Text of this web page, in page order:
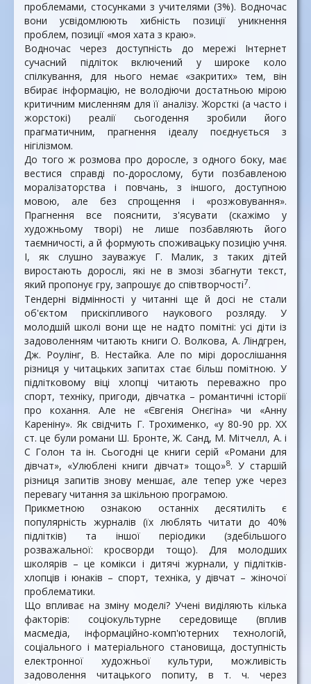
проблемами, стосунками з учителями (3%). Водночас
вони усвідомлюють хибність позиції уникнення
проблем, позиції «моя хата з краю».
Водночас через доступність до мережі Інтернет
сучасний підліток включений у широке коло
спілкування, для нього немає «закритих» тем, він
вбирає інформацію, не володіючи достатньою мірою
критичним мисленням для її аналізу. Жорсткі (а часто і
жорстокі) реалії сьогодення зробили його
прагматичним, прагнення ідеалу поєднується з
нігілізмом.
До того ж розмова про доросле, з одного боку, має
вестися справді по-дорослому, бути позбавленою
моралізаторства і повчань, з іншого, доступною
мовою, але без спрощення і «розжовування».
Прагнення все пояснити, з'ясувати (скажімо у
художньому творі) не лише позбавляють його
таємничості, а й формують споживацьку позицію учня.
І, як слушно зауважує Г. Малик, з таких дітей
виростають дорослі, які не в змозі збагнути текст,
який пропонує гру, запрошує до співтворчості7.
Тендерні відмінності у читанні ще й досі не стали
об'єктом прискіпливого наукового розляду. У
молодшій школі вони ще не надто помітні: усі діти із
задоволенням читають книги О. Волкова, А. Ліндгрен,
Дж. Роулінг, В. Нестайка. Але по мірі дорослішання
різниця у читацьких запитах стає більш помітною. У
підлітковому віці хлопці читають переважно про
спорт, техніку, пригоди, дівчатка – романтичні історії
про кохання. Але не «Євгенія Онєгіна» чи «Анну
Кареніну». Як свідчить Г. Трохименко, «у 80-90 рр. XX
ст. це були романи Ш. Бронте, Ж. Санд, М. Мітчелл, А. і
С Голон та ін. Сьогодні це книги серій «Романи для
дівчат», «Улюблені книги дівчат» тощо»8. У старшій
різниця запитів знову меншає, але тепер уже через
перевагу читання за шкільною програмою.
Прикметною ознакою останніх десятиліть є
популярність журналів (їх люблять читати до 40%
підлітків) та іншої періодики (здебільшого
розважальної: кросворди тощо). Для молодших
школярів – це комікси і дитячі журнали, у підлітків-
хлопців і юнаків – спорт, техніка, у дівчат – жіночої
проблематики.
Що впливає на зміну моделі? Учені виділяють кілька
факторів: соціокультурне середовище (вплив
масмедіа, інформаційно-комп'ютерних технологій,
соціального і матеріального становища, доступність
електронної художньої культури, можливість
задоволення читацького попиту, в т. ч. через